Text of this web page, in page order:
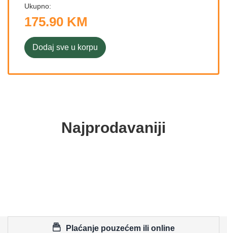
Ukupno:
175.90 KM
Dodaj sve u korpu
Najprodavaniji
Plaćanje pouzećem ili online